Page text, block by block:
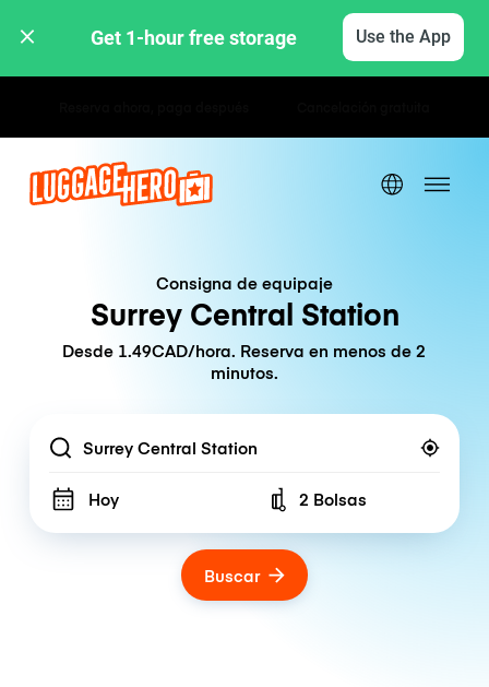
Get 1-hour free storage Use the App
Consigna de equipaje
Surrey Central Station
Desde 1.49CAD/hora. Reserva en menos de 2
minutos.
Location
Hoy Number of bags
2 Bolsas
Buscar